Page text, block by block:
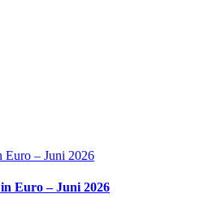
Euro – Juni 2026
Euro – Juni 2026